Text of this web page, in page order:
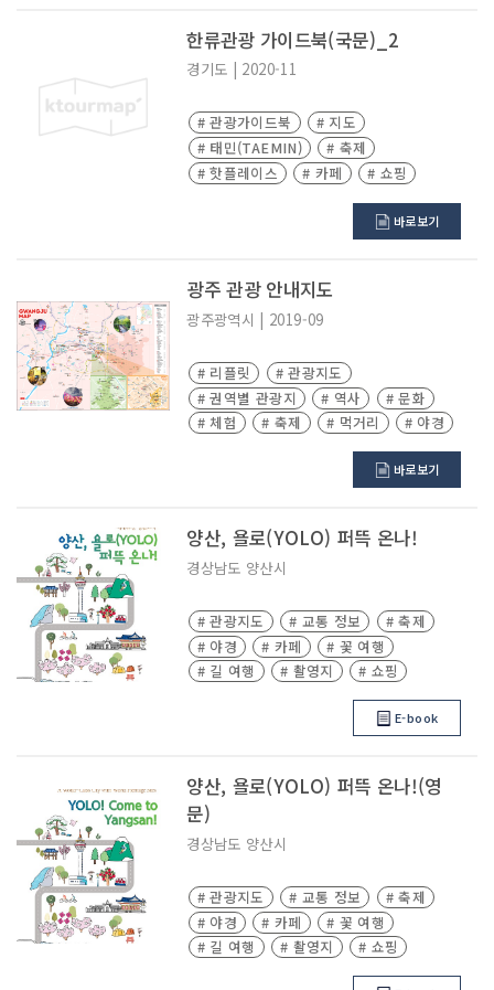
한류관광 가이드북(국문)_2
경기도 | 2020-11
# 관광가이드북
# 지도
# 태민(TAEMIN)
# 축제
# 핫플레이스
# 카페
# 쇼핑
바로보기
광주 관광 안내지도
광주광역시 | 2019-09
# 리플릿
# 관광지도
# 권역별 관광지
# 역사
# 문화
# 체험
# 축제 # 먹거리 # 야경
바로보기
양산, 욜로(YOLO) 퍼뜩 온나!
경상남도 양산시
# 관광지도 # 교통 정보
# 축제
# 야경
# 카페
# 꽃 여행
# 길 여행
# 촬영지 # 쇼핑
E-book
양산, 욜로(YOLO) 퍼뜩 온나!(영
문)
경상남도 양산시
# 관광지도 # 교통 정보
# 축제
# 야경
# 카페
# 꽃 여행
# 길 여행
# 촬영지 # 쇼핑